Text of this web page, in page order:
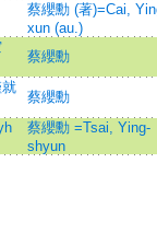
蔡纓勳 (著)=Cai,
xun (au.)
蔡纓勳
蔡纓勳
蔡纓勳 =Tsai, Ying-
shyun